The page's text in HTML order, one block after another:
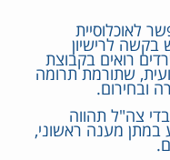
לאוכלוסיית
בקשה לרישיון
רואים בקבוצת
שתורמת תרומה
ובחירום.
צה"ל תהווה
במתן מענה ראשוני,